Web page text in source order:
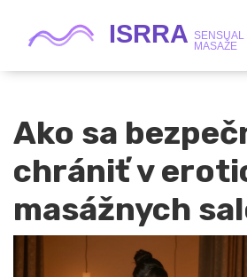
Ako sa
chrániť v
masážnych